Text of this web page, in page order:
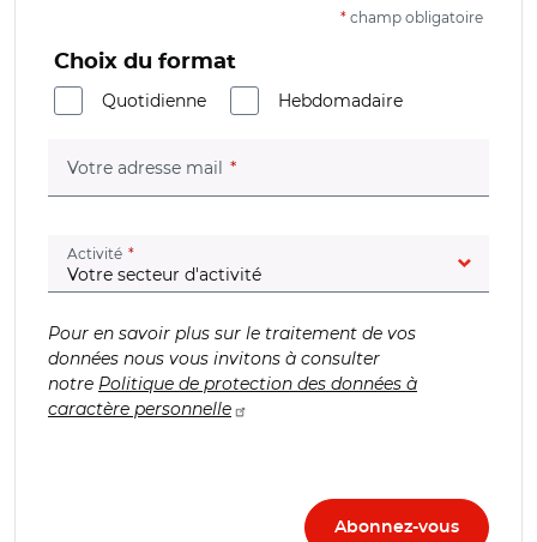
* champ obligatoire
Choix du format
Quotidienne
Hebdomadaire
Votre adresse mail (champ obligatoire)
Activité (champ obligatoire)
Pour en savoir plus sur le traitement de vos
données nous vous invitons à consulter
notre Politique de protection des données à
caractère personnelle